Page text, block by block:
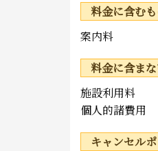
料金に含む
案内料
料金に含ま
施設利用料
個人的諸費用
キャンセル